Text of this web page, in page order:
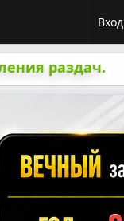
Вход
раздач.